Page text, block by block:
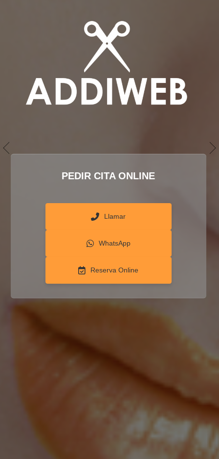
PEDIR CITA ONLINE
Llamar
WhatsApp
Reserva Online